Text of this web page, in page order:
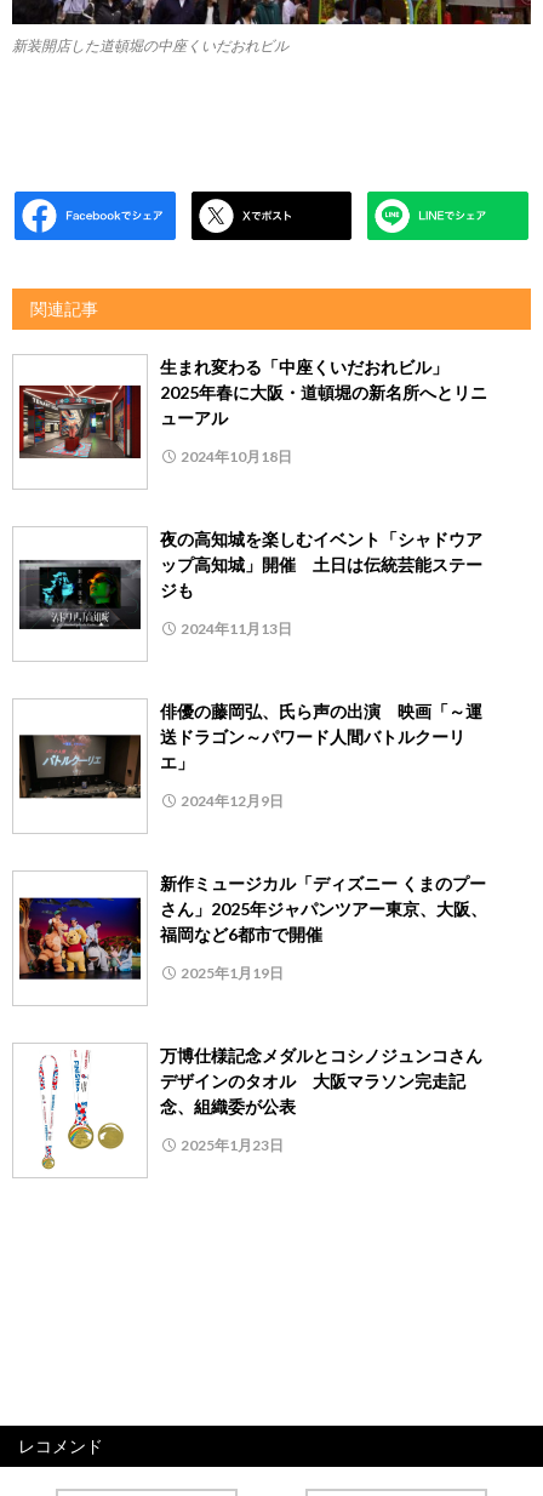
新装開店した道頓堀の中座くいだおれビル
関連記事
生まれ変わる「中座くいだおれビル」
2025年春に大阪・道頓堀の新名所へとリニ
ューアル
2024年10月18日
夜の高知城を楽しむイベント「シャドウア
ップ高知城」開催 土日は伝統芸能ステー
ジも
2024年11月13日
俳優の藤岡弘、氏ら声の出演 映画「～運
送ドラゴン～パワード人間バトルクーリ
エ」
2024年12月9日
新作ミュージカル「ディズニー くまのプー
さん」2025年ジャパンツアー東京、大阪、
福岡など6都市で開催
2025年1月19日
万博仕様記念メダルとコシノジュンコさん
デザインのタオル 大阪マラソン完走記
念、組織委が公表
2025年1月23日
レコメンド